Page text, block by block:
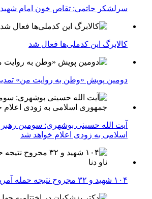
سرلشکر حاتمی: تقاص خون امام
کالابرگ این کدملی‌ها فعال شد
دومین پویش «وطن به روایت من»
آیت الله حسینی بوشهری: سومین
اسلامی به زودی اعلام خواهد شد
۱۰۴ شهید و ۳۲ مجروح نتیجه حمله آمریکا به ناو دنا